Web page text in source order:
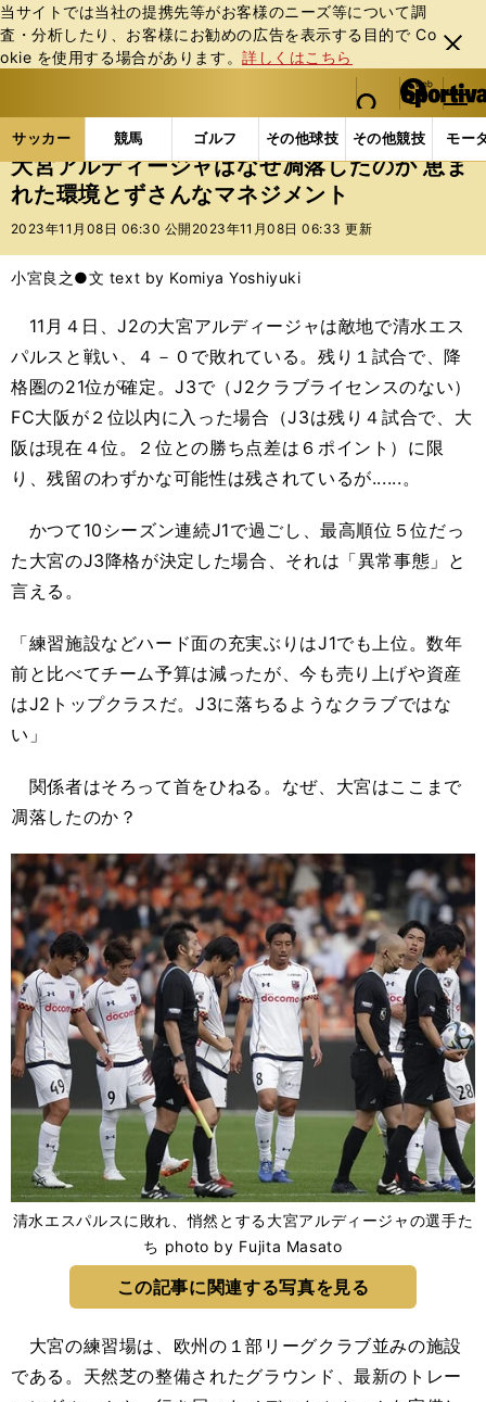
当サイトでは当社の提携先等がお客様のニーズ等について調
査・分析したり、お客様にお勧めの広告を表⽰する⽬的で Co
okie を使⽤する場合があります。詳しくはこちら
閉じ
る
web Sportiva (webスポルティーバ)
検索
マイペ
ー
ジ
メニュ
サッカー 競馬 ゴルフ その他球技 その他競技 モー
ス
ポ
ル
バ
サッカーの記事一覧 Jリーグ他 Jリーグ 大宮ア
大宮アルディージャはなぜ凋落したのか 恵ま
れた環境とずさんなマネジメント
2023年11月08日 06:30 公開 2023年11月08日 06:33 更新
小宮良之●文 text by Komiya Yoshiyuki
11月４日、J2の大宮アルディージャは敵地で清水エス
パルスと戦い、４－０で敗れている。残り１試合で、降
格圏の21位が確定。J3で（J2クラブライセンスのない）
FC大阪が２位以内に入った場合（J3は残り４試合で、大
阪は現在４位。２位との勝ち点差は６ポイント）に限
り、残留のわずかな可能性は残されているが......。
かつて10シーズン連続J1で過ごし、最高順位５位だっ
た大宮のJ3降格が決定した場合、それは「異常事態」と
言える。
「練習施設などハード面の充実ぶりはJ1でも上位。数年
前と比べてチーム予算は減ったが、今も売り上げや資産
はJ2トップクラスだ。J3に落ちるようなクラブではな
い」
関係者はそろって首をひねる。なぜ、大宮はここまで
凋落したのか？
清水エスパルスに敗れ、悄然とする大宮アルディージャの選手た
ち photo by Fujita Masato
この記事に関連する写真を見る
大宮の練習場は、欧州の１部リーグクラブ並みの施設
である。天然芝の整備されたグラウンド、最新のトレー